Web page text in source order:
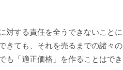
対する責任を全うできないことに
きても、それを売るまでの諸々の
も「適正価格」を作ることはでき